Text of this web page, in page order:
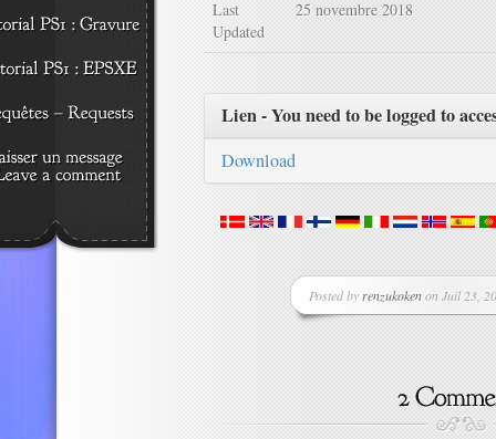
Last
Updated
25 novembre 2018
Lien - You need to be logged to
Download
Posted by renzukokenon Juil 23,